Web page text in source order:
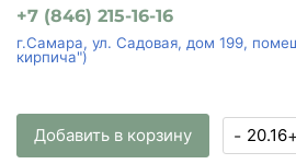
+7 (846) 215-16-16
г.Самара, ул. Садовая, дом 199,
кирпича")
Добавить в корзину - +